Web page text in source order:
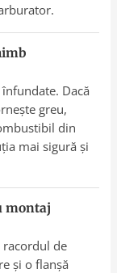
Dacă
greu,
din
mai sigură și
montaj
racordul de
și o flanșă